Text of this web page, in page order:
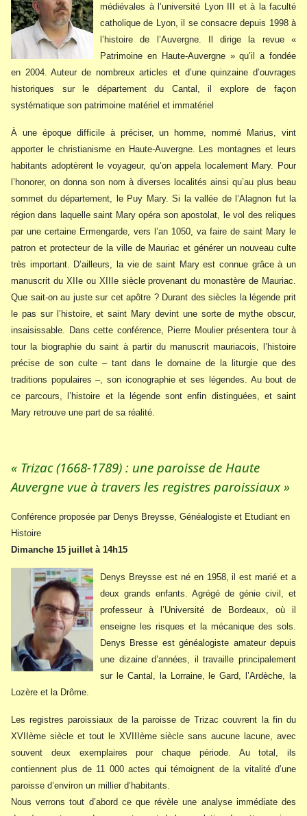
médiévales à l’université Lyon III et à la faculté
catholique de Lyon, il se consacre depuis 1998 à
l’histoire de l’Auvergne. Il dirige la revue «
Patrimoine en Haute-Auvergne » qu’il a fondée
en 2004. Auteur de nombreux articles et d’une quinzaine d’ouvrages
historiques sur le département du Cantal, il explore de façon
systématique son patrimoine matériel et immatériel
À une époque difficile à préciser, un homme, nommé Marius, vint
apporter le christianisme en Haute-Auvergne. Les montagnes et leurs
habitants adoptèrent le voyageur, qu’on appela localement Mary. Pour
l’honorer, on donna son nom à diverses localités ainsi qu’au plus beau
sommet du département, le Puy Mary. Si la vallée de l’Alagnon fut la
région dans laquelle saint Mary opéra son apostolat, le vol des reliques
par une certaine Ermengarde, vers l’an 1050, va faire de saint Mary le
patron et protecteur de la ville de Mauriac et générer un nouveau culte
très important. D’ailleurs, la vie de saint Mary est connue grâce à un
manuscrit du XIIe ou XIIIe siècle provenant du monastère de Mauriac.
Que sait-on au juste sur cet apôtre ? Durant des siècles la légende prit
le pas sur l’histoire, et saint Mary devint une sorte de mythe obscur,
insaisissable. Dans cette conférence, Pierre Moulier présentera tour à
tour la biographie du saint à partir du manuscrit mauriacois, l’histoire
précise de son culte – tant dans le domaine de la liturgie que des
traditions populaires –, son iconographie et ses légendes. Au bout de
ce parcours, l’histoire et la légende sont enfin distinguées, et saint
Mary retrouve une part de sa réalité.
« Trizac (1668-1789) : une paroisse de Haute
Auvergne vue à travers les registres paroissiaux »
Conférence proposée par Denys Breysse, Généalogiste et Etudiant en
Histoire
Dimanche 15 juillet à 14h15
Denys Breysse est né en 1958, il est marié et a
deux grands enfants. Agrégé de génie civil, et
professeur à l’Université de Bordeaux, où il
enseigne les risques et la mécanique des sols.
Denys Bresse est généalogiste amateur depuis
une dizaine d’années, il travaille principalement
sur le Cantal, la Lorraine, le Gard, l’Ardèche, la
Lozère et la Drôme.
Les registres paroissiaux de la paroisse de Trizac couvrent la fin du
XVIIème siècle et tout le XVIIIème siècle sans aucune lacune, avec
souvent deux exemplaires pour chaque période. Au total, ils
contiennent plus de 11 000 actes qui témoignent de la vitalité d’une
paroisse d’environ un millier d’habitants.
Nous verrons tout d’abord ce que révèle une analyse immédiate des